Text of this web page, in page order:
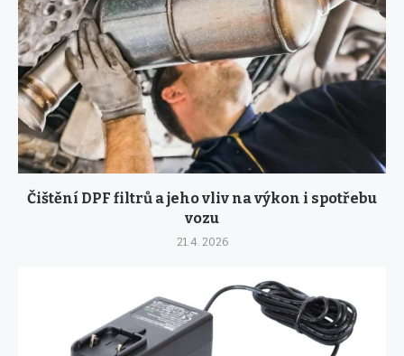
Čištění DPF filtrů a jeho vliv na výkon i spotřebu
vozu
21. 4. 2026